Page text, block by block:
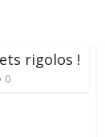
rigolos !
0